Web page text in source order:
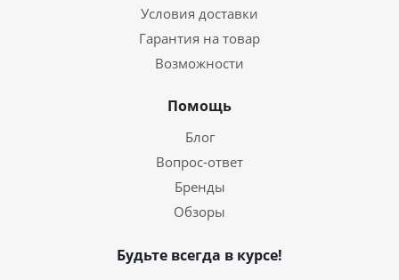
Условия доставки
Гарантия на товар
Возможности
Помощь
Блог
Вопрос-ответ
Бренды
Обзоры
Будьте всегда в курсе!